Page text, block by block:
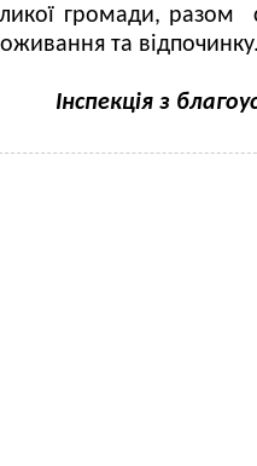
громади, разом
та
Інспекція з